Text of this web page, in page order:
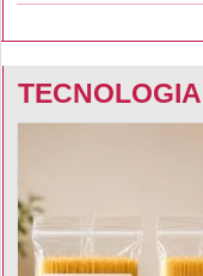
TECNOLOGIA